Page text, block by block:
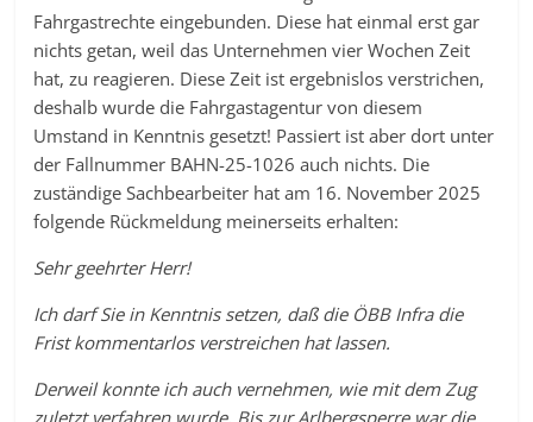
Fahrgastrechte eingebunden. Diese hat einmal erst gar
nichts getan, weil das Unternehmen vier Wochen Zeit
hat, zu reagieren. Diese Zeit ist ergebnislos verstrichen,
deshalb wurde die Fahrgastagentur von diesem
Umstand in Kenntnis gesetzt! Passiert ist aber dort unter
der Fallnummer BAHN-25-1026 auch nichts. Die
zuständige Sachbearbeiter hat am 16. November 2025
folgende Rückmeldung meinerseits erhalten:
Sehr geehrter Herr!
Ich darf Sie in Kenntnis setzen, daß die ÖBB Infra die
Frist kommentarlos verstreichen hat lassen.
Derweil konnte ich auch vernehmen, wie mit dem Zug